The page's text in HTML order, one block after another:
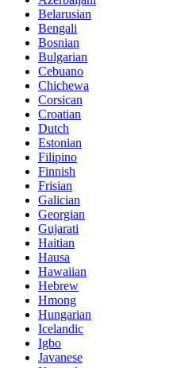
Belarusian
Bengali
Bosnian
Bulgarian
Cebuano
Chichewa
Corsican
Croatian
Dutch
Estonian
Filipino
Finnish
Frisian
Galician
Georgian
Gujarati
Haitian
Hausa
Hawaiian
Hebrew
Hmong
Hungarian
Icelandic
Igbo
Javanese